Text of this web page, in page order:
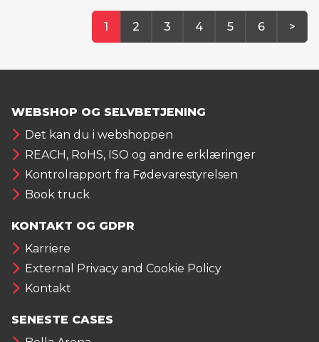
1 2 3 4 5 6 >
WEBSHOP OG SELVBETJENING
Det kan du i webshoppen
REACH, RoHS, ISO og andre erklæringer
Kontrolrapport fra Fødevarestyrelsen
Book truck
KONTAKT OG GDPR
Karriere
External Privacy and Cookie Policy
Kontakt
SENESTE CASES